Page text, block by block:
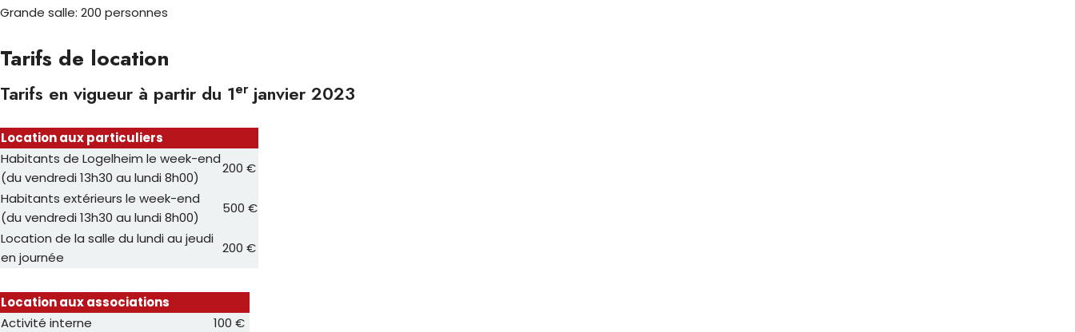
Grande salle: 200 personnes
Tarifs de location
Tarifs en vigueur à partir du 1erjanvier 2023
Location aux particuliers
Habitants de Logelheim le week-end
(du vendredi 13h30 au lundi 8h00)
200 €
Habitants extérieurs le week-end
(du vendredi 13h30 au lundi 8h00)
500 €
Location de la salle du lundi au jeudi
en journée
200 €
Location aux associations
Activité interne
100 €